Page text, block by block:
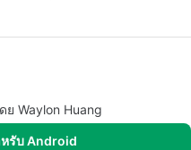
Waylon Huang
รับ Android